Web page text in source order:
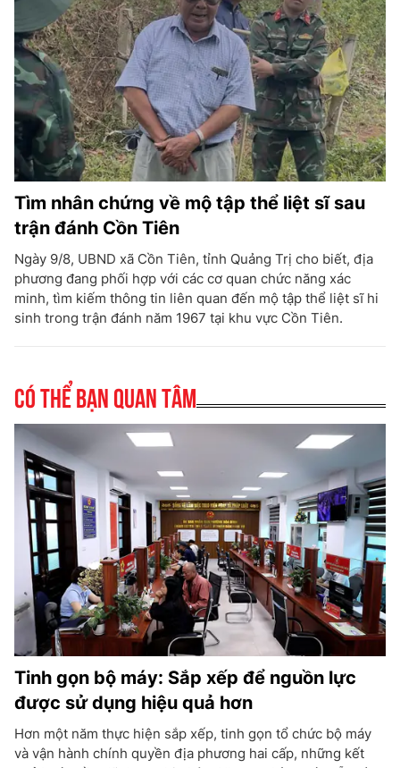
Tìm nhân chứng về mộ tập thể liệt sĩ sau
trận đánh Cồn Tiên
Ngày 9/8, UBND xã Cồn Tiên, tỉnh Quảng Trị cho biết, địa
phương đang phối hợp với các cơ quan chức năng xác
minh, tìm kiếm thông tin liên quan đến mộ tập thể liệt sĩ hi
sinh trong trận đánh năm 1967 tại khu vực Cồn Tiên.
Có thể bạn quan tâm
Tinh gọn bộ máy: Sắp xếp để nguồn lực
được sử dụng hiệu quả hơn
Hơn một năm thực hiện sắp xếp, tinh gọn tổ chức bộ máy
và vận hành chính quyền địa phương hai cấp, những kết